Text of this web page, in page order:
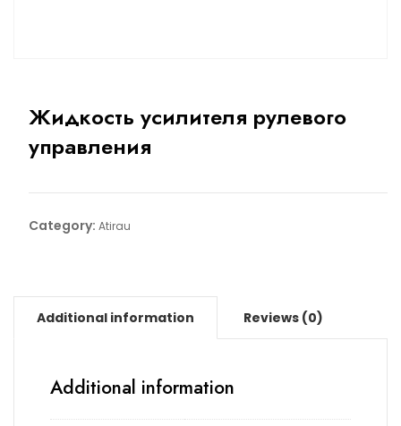
Жидкость усилителя рулевого
управления
Category: Atirau
Additional information Reviews (0)
Additional information